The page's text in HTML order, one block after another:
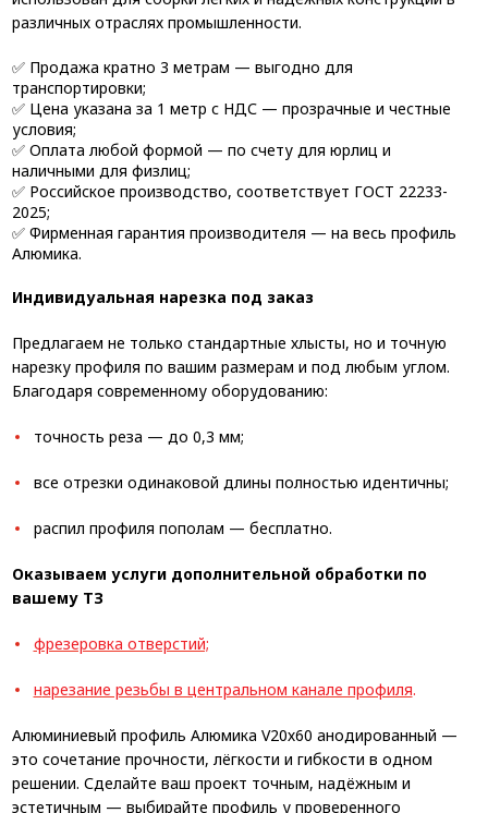
различных отраслях промышленности.
✅ Продажа кратно 3 метрам — выгодно для
транспортировки;
✅ Цена указана за 1 метр с НДС — прозрачные и честные
условия;
✅ Оплата любой формой — по счету для юрлиц и
наличными для физлиц;
✅ Российское производство, соответствует ГОСТ 22233-
2025;
✅ Фирменная гарантия производителя — на весь профиль
Алюмика.
Индивидуальная нарезка под заказ
Предлагаем не только стандартные хлысты, но и точную
нарезку профиля по вашим размерам и под любым углом.
Благодаря современному оборудованию:
точность реза — до 0,3 мм;
все отрезки одинаковой длины полностью идентичны;
распил профиля пополам — бесплатно.
Оказываем услуги дополнительной обработки по
вашему ТЗ
фрезеровка отверстий;
нарезание резьбы в центральном канале профиля.
Алюминиевый профиль Алюмика V20х60 анодированный —
это сочетание прочности, лёгкости и гибкости в одном
решении. Сделайте ваш проект точным, надёжным и
эстетичным — выбирайте профиль у проверенного